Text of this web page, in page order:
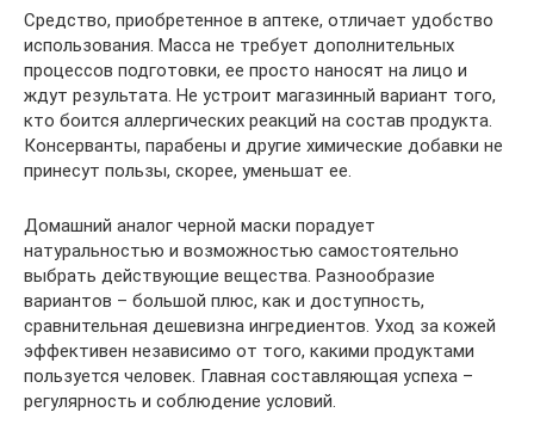
Средство, приобретенное в аптеке, отличает удобство
использования. Масса не требует дополнительных
процессов подготовки, ее просто наносят на лицо и
ждут результата. Не устроит магазинный вариант того,
кто боится аллергических реакций на состав продукта.
Консерванты, парабены и другие химические добавки не
принесут пользы, скорее, уменьшат ее.
Домашний аналог черной маски порадует
натуральностью и возможностью самостоятельно
выбрать действующие вещества. Разнообразие
вариантов – большой плюс, как и доступность,
сравнительная дешевизна ингредиентов. Уход за кожей
эффективен независимо от того, какими продуктами
пользуется человек. Главная составляющая успеха –
регулярность и соблюдение условий.